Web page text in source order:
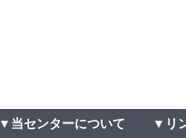
▼当センターについて ▼リ